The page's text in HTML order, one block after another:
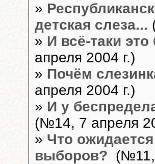
»
детская слеза...
» И всё-таки
апреля 2004 г.)
» Почём
апреля 2004 г.)
» И у
(№14, 7 апреля
» Что
выборов? (№11,